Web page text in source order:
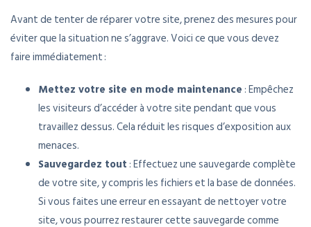
Avant de tenter de réparer votre site, prenez des mesures pour
éviter que la situation ne s’aggrave. Voici ce que vous devez
faire immédiatement :
Mettez votre site en mode maintenance : Empêchez
les visiteurs d’accéder à votre site pendant que vous
travaillez dessus. Cela réduit les risques d’exposition aux
menaces.
Sauvegardez tout : Effectuez une sauvegarde complète
de votre site, y compris les fichiers et la base de données.
Si vous faites une erreur en essayant de nettoyer votre
site, vous pourrez restaurer cette sauvegarde comme